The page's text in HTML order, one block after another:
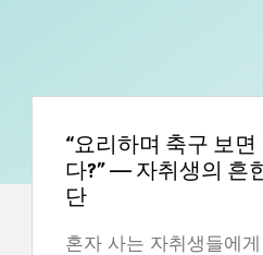
“요리하며 축구 보
다?” — 자취생의 흔
단
혼자 사는 자취생들에게